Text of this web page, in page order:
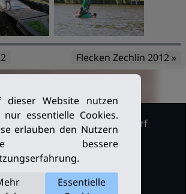
Flecken Zechlin 2012 »
Kleinmachnow Stahnsdorf
Rechte vorbehalten.
dieser Website nutzen
nur essentielle Cookies.
erlauben den Nutzern
bessere
Essentielle